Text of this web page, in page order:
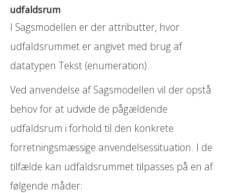
udfaldsrum
I Sagsmodellen er der attributter, hvor
udfaldsrummet er angivet med brug af
datatypen Tekst (enumeration).
Ved anvendelse af Sagsmodellen vil der opstå
behov for at udvide de pågældende
udfaldsrum i forhold til den konkrete
forretningsmæssige anvendelsessituation. I de
tilfælde kan udfaldsrummet tilpasses på en af
følgende måder: